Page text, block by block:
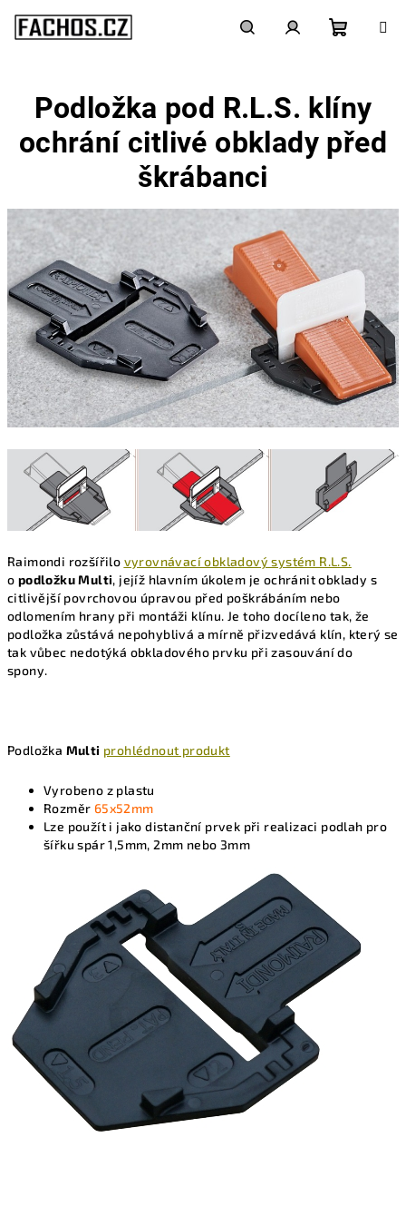
obsah
košík
Podložka pod R.L.S. klíny
ochrání citlivé obklady před
škrábanci
Raimondi rozšířilo vyrovnávací obkladový systém R.L.S.
o podložku Multi, jejíž hlavním úkolem je ochránit obklady s
citlivější povrchovou úpravou před poškrábáním nebo
odlomením hrany při montáži klínu. Je toho docíleno tak, že
podložka zůstává nepohyblivá a mírně přizvedává klín, který se
tak vůbec nedotýká obkladového prvku při zasouvání do
spony.
Podložka Multi prohlédnout produkt
Vyrobeno z plastu
Rozměr 65x52mm
Lze použít i jako distanční prvek při realizaci podlah pro
šířku spár 1,5mm, 2mm nebo 3mm